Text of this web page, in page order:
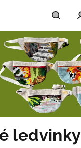
ledvinky